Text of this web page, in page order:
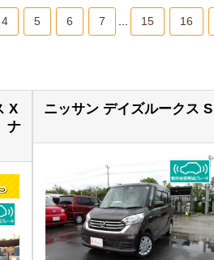
4 5 6 7 ... 15 16
X
ナ
ニッサン デイズルークス S